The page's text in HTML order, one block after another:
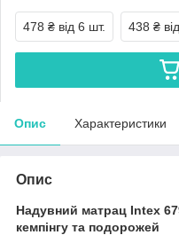
478 ₴ від 6 шт. 438 ₴
Опис Характеристики
Опис
Надувний матрац Intex
кемпінгу та подорожей